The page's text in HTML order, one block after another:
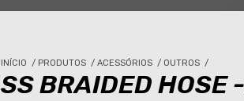
INÍCIO / PRODUTOS / ACESSÓRIOS / OUTROS /
SS BRAIDED